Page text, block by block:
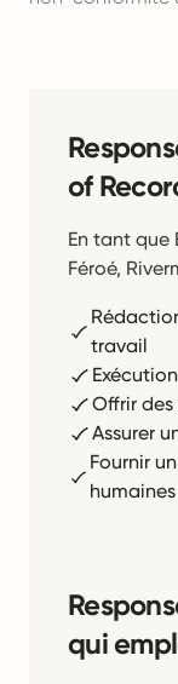
of
En tant que
Féroé,
travail
Offrir
Assurer
Fournir
humaines
qui